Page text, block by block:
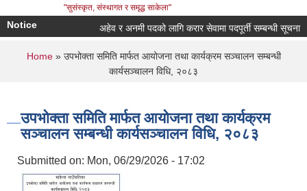
"सुसंस्कृत, संस्थागत र समृद्ध साकेला"
Notice अहेव र अनमी पदको लागि करार सेवामा पदपूर्ती सम्बन्धी सूचना
You are here
Home» उपभोक्ता समिति मार्फत आयोजना तथा कार्यक्रम सञ्चालन सम्बन्धी
कार्यसञ्चालन विधि, २०८३
उपभोक्ता समिति मार्फत आयोजना तथा कार्यक्रम
सञ्चालन सम्बन्धी कार्यसञ्चालन विधि, २०८३
Submitted on: Mon, 06/29/2026 - 17:02